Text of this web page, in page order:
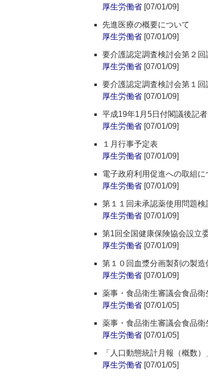
厚生労働省 [07/01/09]
先進医療の概要について
厚生労働省 [07/01/09]
要介護認定調査検討会第２回
厚生労働省 [07/01/09]
要介護認定調査検討会第１回
厚生労働省 [07/01/09]
平成19年1月5日付閣議後記
厚生労働省 [07/01/09]
１月行事予定表
厚生労働省 [07/01/09]
電子政府利用促進への取組に
厚生労働省 [07/01/09]
第１１回未承認薬使用問題
厚生労働省 [07/01/09]
第1回全国健康保険協会設立
厚生労働省 [07/01/09]
第１０回血漿分画製剤の製
厚生労働省 [07/01/09]
薬事・食品衛生審議会食品
厚生労働省 [07/01/05]
薬事・食品衛生審議会食品
厚生労働省 [07/01/05]
「人口動態統計月報（概数
厚生労働省 [07/01/05]